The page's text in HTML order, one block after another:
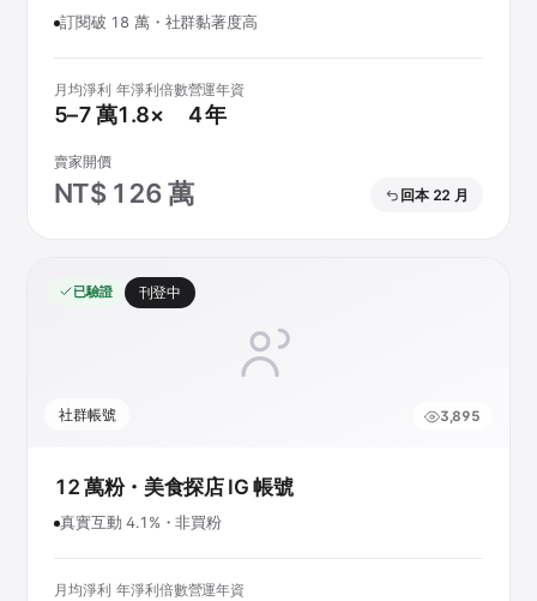
訂閱破 18 萬・社群黏著度高
月均淨利
5–7 萬
年淨利倍數
1.8×
營運年資
4 年
賣家開價
NT$ 126 萬 回本 22 月
已驗證 刊登中
社群帳號 3,895
12 萬粉・美食探店 IG 帳號
真實互動 4.1%・非買粉
月均淨利 年淨利倍數營運年資